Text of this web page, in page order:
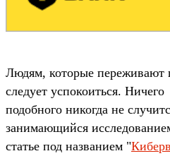
Людям, которые переживают
следует успокоиться. Ничего
подобного никогда не
занимающийся
статье под названием "